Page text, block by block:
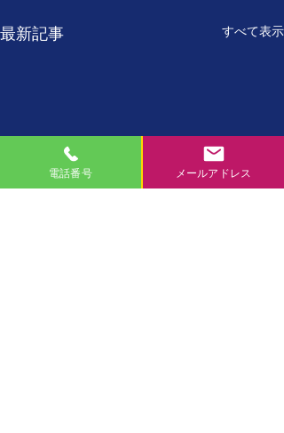
最新記事 すべて表示
電話番号 メールアドレス